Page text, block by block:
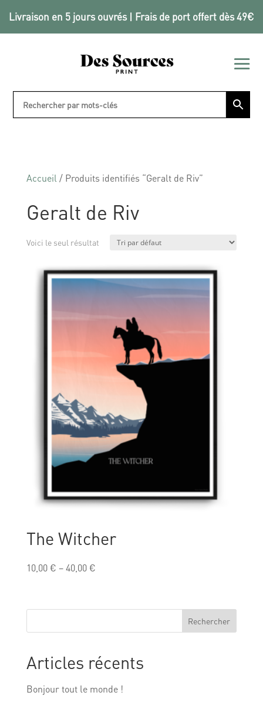
Livraison en 5 jours ouvrés | Frais de port offert dès 49€
Accueil / Produits identifiés “Geralt de Riv”
Geralt de Riv
Voici le seul résultat
The Witcher
10,00€ –40,00€
Rechercher
Articles récents
Bonjour tout le monde !